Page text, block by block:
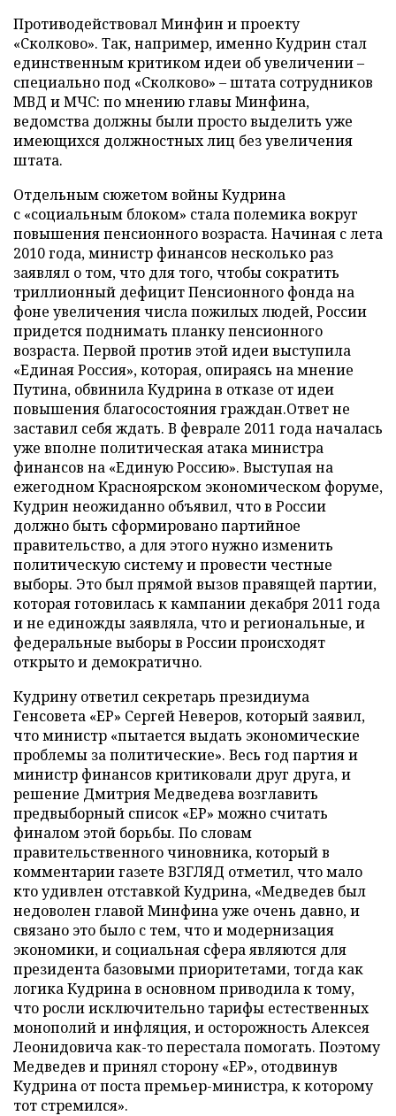
Противодействовал Минфин и проекту
«Сколково». Так, например, именно Кудрин стал
единственным критиком идеи об увеличении –
специально под «Сколково» – штата сотрудников
МВД и МЧС: по мнению главы Минфина,
ведомства должны были просто выделить уже
имеющихся должностных лиц без увеличения
штата.
Отдельным сюжетом войны Кудрина
с «социальным блоком» стала полемика вокруг
повышения пенсионного возраста. Начиная с лета
2010 года, министр финансов несколько раз
заявлял о том, что для того, чтобы сократить
триллионный дефицит Пенсионного фонда на
фоне увеличения числа пожилых людей, России
придется поднимать планку пенсионного
возраста. Первой против этой идеи выступила
«Единая Россия», которая, опираясь на мнение
Путина, обвинила Кудрина в отказе от идеи
повышения благосостояния граждан.Ответ не
заставил себя ждать. В феврале 2011 года началась
уже вполне политическая атака министра
финансов на «Единую Россию». Выступая на
ежегодном Красноярском экономическом форуме,
Кудрин неожиданно объявил, что в России
должно быть сформировано партийное
правительство, а для этого нужно изменить
политическую систему и провести честные
выборы. Это был прямой вызов правящей партии,
которая готовилась к кампании декабря 2011 года
и не единожды заявляла, что и региональные, и
федеральные выборы в России происходят
открыто и демократично.
Кудрину ответил секретарь президиума
Генсовета «ЕР» Сергей Неверов, который заявил,
что министр «пытается выдать экономические
проблемы за политические». Весь год партия и
министр финансов критиковали друг друга, и
решение Дмитрия Медведева возглавить
предвыборный список «ЕР» можно считать
финалом этой борьбы. По словам
правительственного чиновника, который в
комментарии газете ВЗГЛЯД отметил, что мало
кто удивлен отставкой Кудрина, «Медведев был
недоволен главой Минфина уже очень давно, и
связано это было с тем, что и модернизация
экономики, и социальная сфера являются для
президента базовыми приоритетами, тогда как
логика Кудрина в основном приводила к тому,
что росли исключительно тарифы естественных
монополий и инфляция, и осторожность Алексея
Леонидовича как-то перестала помогать. Поэтому
Медведев и принял сторону «ЕР», отодвинув
Кудрина от поста премьер-министра, к которому
тот стремился».